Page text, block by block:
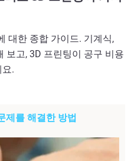
대한 종합 가이드. 기계식,
보고, 3D 프린팅이 공구 비용
.
제를 해결한 방법